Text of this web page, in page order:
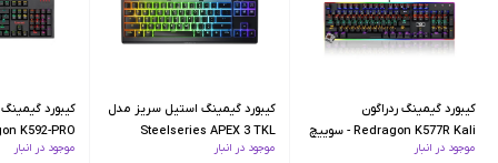
کیبورد گیمینگ ردراگون
Redragon K577R Kali - سوییچ
قهوه ای
موجود در انبار
کیبورد گیمینگ استیل سریز مدل
Steelseries APEX 3 TKL
موجود در انبار
کیبورد گیمینگ
آبی
موجود در انبار